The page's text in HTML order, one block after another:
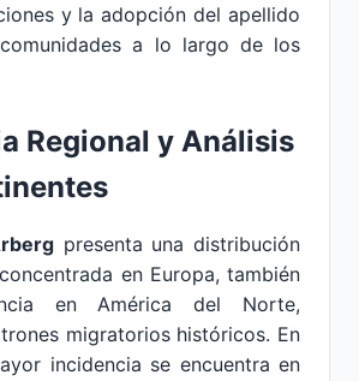
y la adopción del apellido
a lo largo de los
Regional y Análisis
presenta una distribución
en Europa, también
en América del Norte,
migratorios históricos. En
incidencia se encuentra en